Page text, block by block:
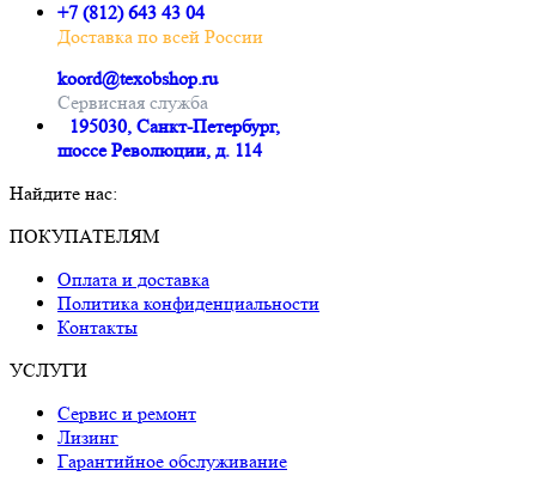
+7 (812) 643 43 04
Доставка по всей России
koord@texobshop.ru
Сервисная служба
195030, Санкт-Петербург,
шоссе Революции, д. 114
Найдите нас:
Почта
opens
new
Вконтакте
opens
new
Whatsapp
opens
new
Telegram
opens
new
ПОКУПАТЕЛЯМ
Оплата и доставка
Политика конфиденциальности
Контакты
УСЛУГИ
Сервис и ремонт
Лизинг
Гарантийное обслуживание